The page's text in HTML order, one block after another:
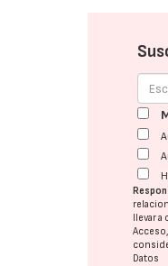
llevar
Datos